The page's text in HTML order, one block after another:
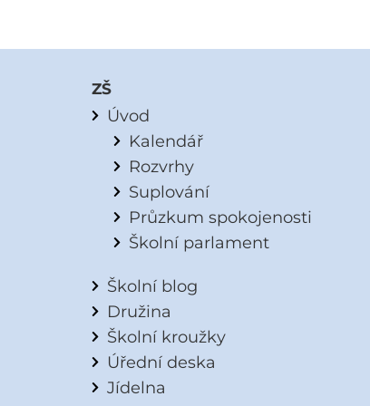
ZŠ
Úvod
Kalendář
Rozvrhy
Suplování
Průzkum spokojenosti
Školní parlament
Školní blog
Družina
Školní kroužky
Úřední deska
Jídelna